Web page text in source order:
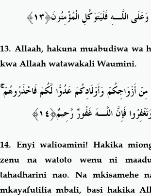
وَعَلَى اللَّـهِ فَلْيَتَوَكَّلِ الْمُؤْمِنُونَ﴿١٣﴾
13. Allaah, hakuna muabudiwa wa
kwa Allaah watawakali Waumini.
مِنْ أَزْوَاجِكُمْ وَأَوْلَادِكُمْ عَدُوًّا لَّكُمْ فَاحْذَرُوهُمْۚ
فَإِنَّ اللَّـهَ غَفُورٌ رَّحِيمٌ﴿١٤﴾
14. Enyi walioamini! Hakika
zenu na watoto wenu ni
tahadharini nao. Na mkisamehe
mkayafutilia mbali, basi hakika